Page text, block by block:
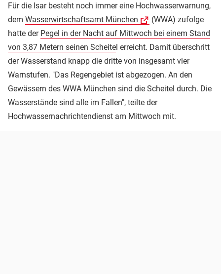
Für die Isar besteht noch immer eine Hochwasserwarnung,
dem Wasserwirtschaftsamt München
(WWA) zufolge
hatte der Pegel in der Nacht auf Mittwoch bei einem Stand
von 3,87 Metern seinen Scheitel erreicht. Damit überschritt
der Wasserstand knapp die dritte von insgesamt vier
Warnstufen. "Das Regengebiet ist abgezogen. An den
Gewässern des WWA München sind die Scheitel durch. Die
Wasserstände sind alle im Fallen", teilte der
Hochwassernachrichtendienst am Mittwoch mit.